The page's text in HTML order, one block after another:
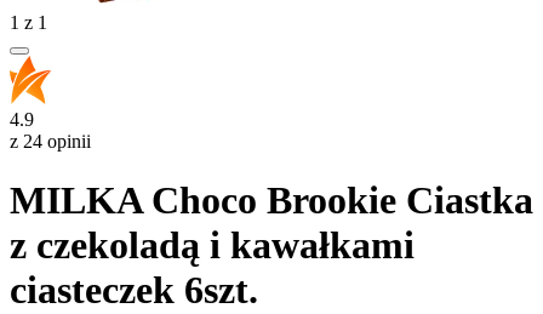
1 z 1
4.9
z 24 opinii
MILKA Choco Brookie Ciastka
z czekoladą i kawałkami
ciasteczek 6szt.